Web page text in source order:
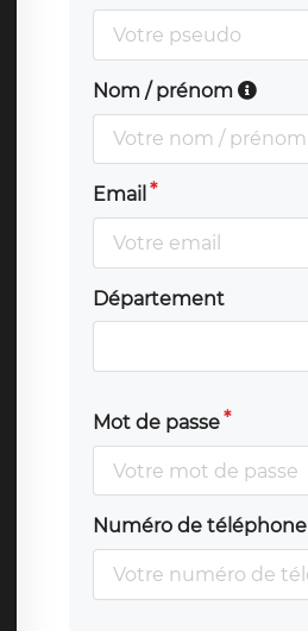
Nom / prénom
Email
Département
Mot de passe
Numéro de téléphone